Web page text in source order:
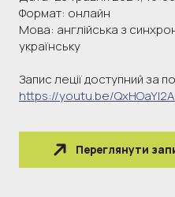
Формат: онлайн
Мова: англійська з
українську
Запис леції доступний за
https://youtu.be/
Переглянути